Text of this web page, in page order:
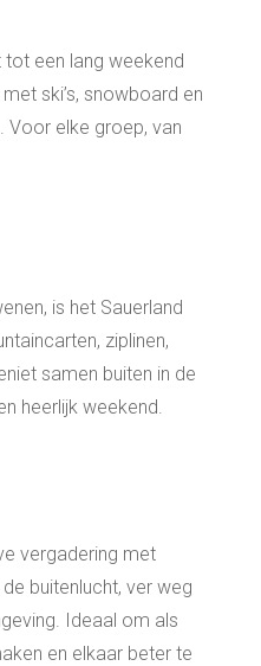
een lang weekend
ski’s, snowboard en
elke groep, van
is het Sauerland
ziplinen,
samen buiten in de
heerlijk weekend.
vergadering met
buitenlucht, ver weg
Ideaal om als
en elkaar beter te